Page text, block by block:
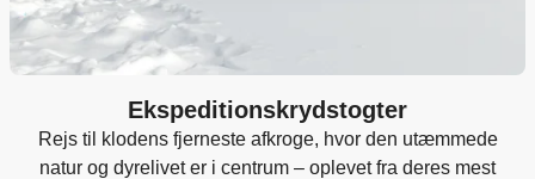
Ekspeditionskrydstogter
Rejs til klodens fjerneste afkroge, hvor den utæmmede
natur og dyrelivet er i centrum – oplevet fra deres mest